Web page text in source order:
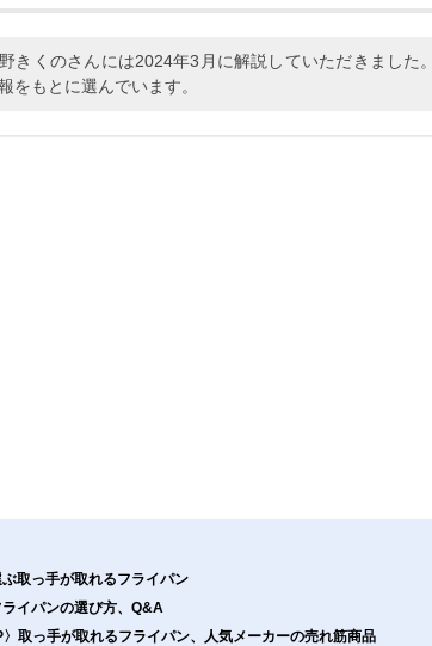
野きくのさんには2024年3月に解説していただきまし
をもとに選んでいます。
取っ手が取れるフライパン
イパンの選び方、Q&A
〉取っ手が取れるフライパン、人気メーカーの売れ筋商品